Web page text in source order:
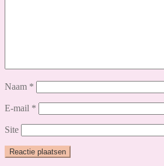
Naam *
E-mail *
Site